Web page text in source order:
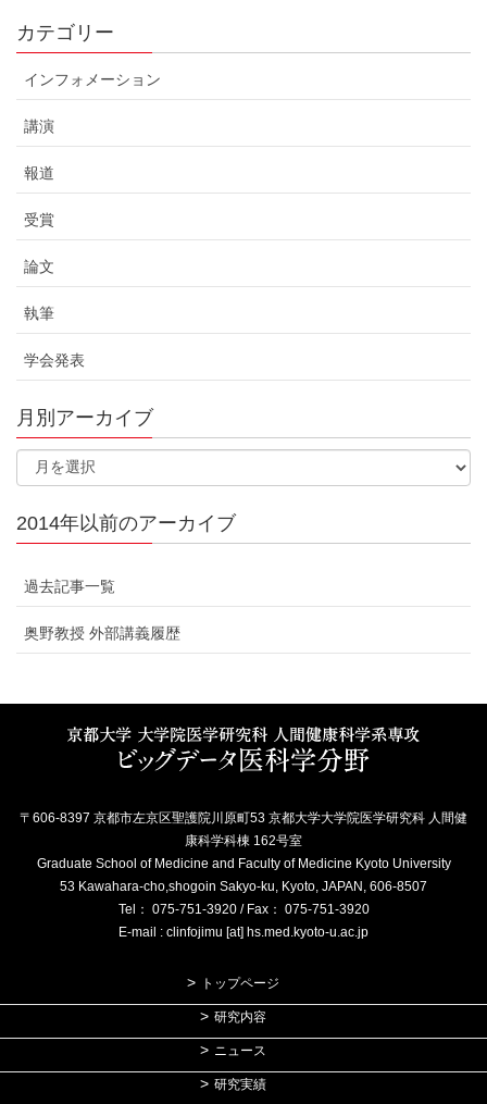
カテゴリー
インフォメーション
講演
報道
受賞
論文
執筆
学会発表
月別アーカイブ
2014年以前のアーカイブ
過去記事一覧
奥野教授 外部講義履歴
〒606-8397 京都市左京区聖護院川原町53 京都大学大学院医学研究科 人間健
康科学科棟 162号室
Graduate School of Medicine and Faculty of Medicine Kyoto University
53 Kawahara-cho,shogoin Sakyo-ku, Kyoto, JAPAN, 606-8507
Tel： 075-751-3920 / Fax： 075-751-3920
E-mail : clinfojimu [at] hs.med.kyoto-u.ac.jp
トップページ
研究内容
ニュース
研究実績